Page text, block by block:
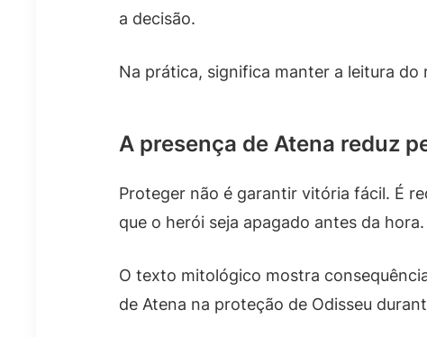
a decisão.
Na prática, significa manter a leitura do
A presença de Atena reduz
Proteger não é garantir vitória fácil. É
que o herói seja apagado antes da
O texto mitológico mostra
de Atena na proteção de Odisseu